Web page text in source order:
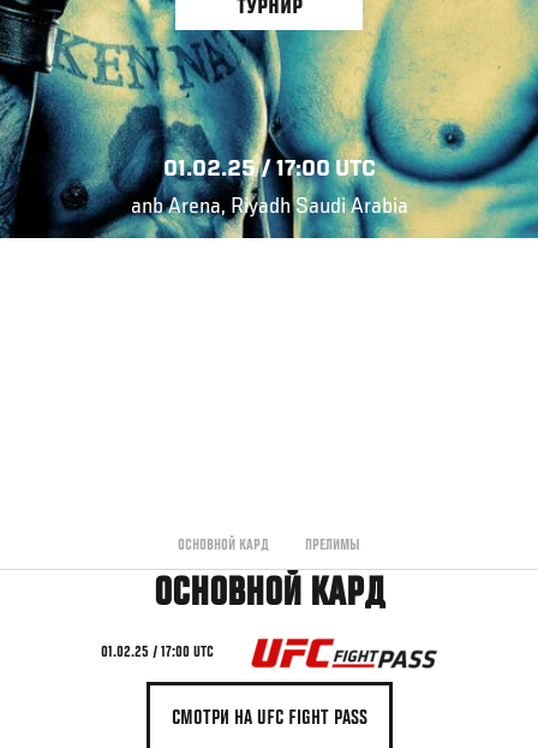
ТУРНИР
01.02.25 / 17:00 UTC
anb Arena, Riyadh Saudi Arabia
ОСНОВНОЙ КАРД ПРЕЛИМЫ
ОСНОВНОЙ КАРД
01.02.25 / 17:00 UTC
СМОТРИ НА UFC FIGHT PASS